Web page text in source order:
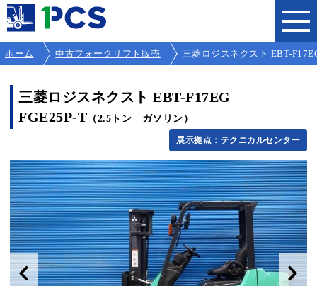
ホーム 中古フォークリフト販売 三菱ロジスネクスト EBT-
三菱ロジスネクスト EBT-F17EG
FGE25P-T （2.5トン ガソリン）
展示拠点：テクニカルセンター